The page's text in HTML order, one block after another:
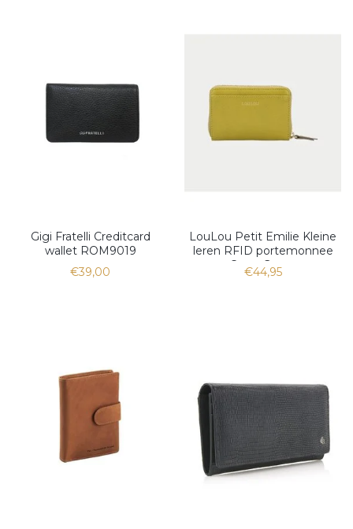
Gigi Fratelli Creditcard
wallet ROM9019
€39,00
LouLou Petit Emilie Kleine
leren RFID portemonnee
Cress Green
€44,95